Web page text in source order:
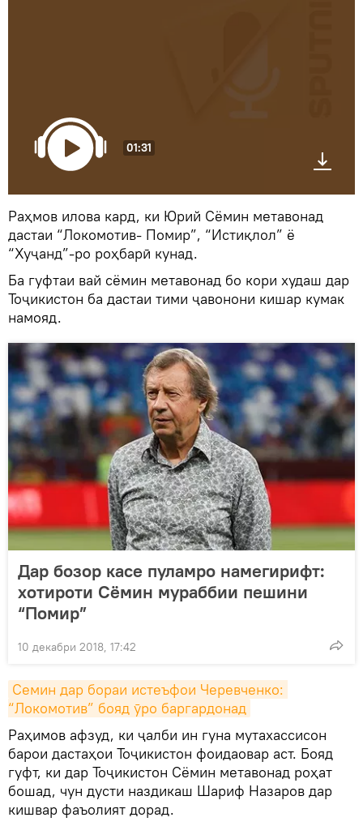
01:31
Раҳмов илова кард, ки Юрий Сёмин метавонад
дастаи “Локомотив- Помир”, “Истиқлол” ё
“Хуҷанд”-ро роҳбарӣ кунад.
Ба гуфтаи вай сёмин метавонад бо кори худаш дар
Тоҷикистон ба дастаи тими ҷавонони кишар кумак
намояд.
Дар бозор касе пуламро намегирифт:
хотироти Сёмин мураббии пешини
“Помир”
10 декабри 2018, 17:42
Семин дар бораи истеъфои Черевченко:
“Локомотив” бояд ӯро баргардонад
Раҳимов афзуд, ки ҷалби ин гуна мутахассисон
барои дастаҳои Тоҷикистон фоидаовар аст. Бояд
гуфт, ки дар Тоҷикистон Сёмин метавонад роҳат
бошад, чун дусти наздикаш Шариф Назаров дар
кишвар фаъолият дорад.